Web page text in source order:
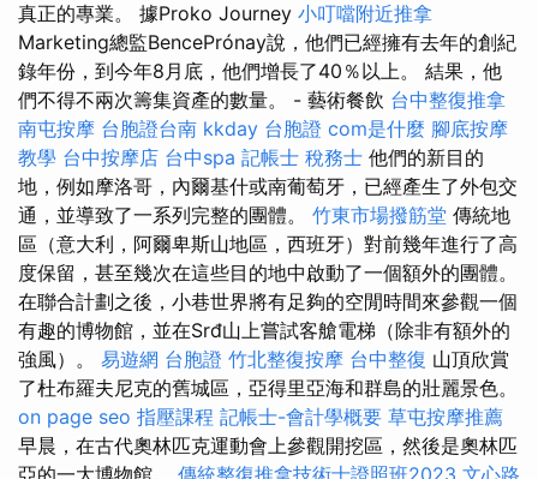
真正的專業。 據Proko Journey 小叮噹附近推拿
Marketing總監BencePrónay說，他們已經擁有去年的創紀
錄年份，到今年8月底，他們增長了40％以上。 結果，他
們不得不兩次籌集資產的數量。 - 藝術餐飲 台中整復推拿
南屯按摩 台胞證台南 kkday 台胞證 com是什麼 腳底按摩
教學 台中按摩店 台中spa 記帳士 稅務士 他們的新目的
地，例如摩洛哥，內爾基什或南葡萄牙，已經產生了外包交
通，並導致了一系列完整的團體。 竹東市場撥筋堂 傳統地
區（意大利，阿爾卑斯山地區，西班牙）對前幾年進行了高
度保留，甚至幾次在這些目的地中啟動了一個額外的團體。
在聯合計劃之後，小巷世界將有足夠的空閒時間來參觀一個
有趣的博物館，並在Srđ山上嘗試客艙電梯（除非有額外的
強風）。 易遊網 台胞證 竹北整復按摩 台中整復 山頂欣賞
了杜布羅夫尼克的舊城區，亞得里亞海和群島的壯麗景色。
on page seo 指壓課程 記帳士-會計學概要 草屯按摩推薦
早晨，在古代奧林匹克運動會上參觀開挖區，然後是奧林匹
亞的一大博物館。 傳統整復推拿技術士證照班2023 文心路